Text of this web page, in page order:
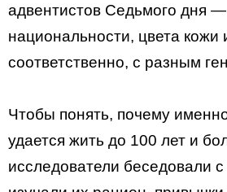
адвентистов Седьмого дня
национальности, цвета кожи
соответственно, с разным
Чтобы понять, почему
удается жить до 100 лет и
исследователи беседовали